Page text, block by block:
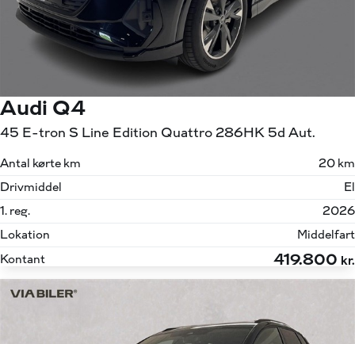
Audi Q4
45 E-tron S Line Edition Quattro 286HK 5d Aut.
Antal kørte km
20 km
Drivmiddel
El
1. reg.
2026
Lokation
Middelfart
Kontant
419.800 kr.